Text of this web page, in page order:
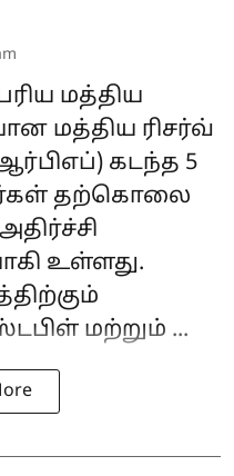
மத்திய
மத்திய ரிசர்வ்
) கடந்த 5
தற்கொலை
உள்ளது.
மற்றும் ...